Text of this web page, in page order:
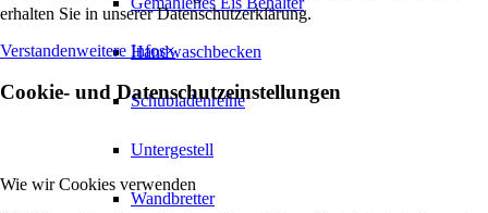
Handwaschbecken
Schubladenreihe
Untergestell
Wandbretter
erhalten Sie in unserer Datenschutzerklärung.
Verstandenweitere Infos×
Cookie- und Datenschutzeinstellungen
Wie wir Cookies verwenden